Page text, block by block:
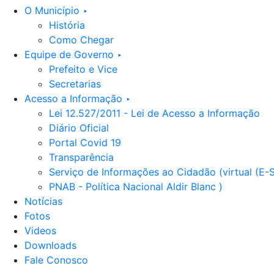
O Município ‣
História
Como Chegar
Equipe de Governo ‣
Prefeito e Vice
Secretarias
Acesso a Informação ‣
Lei 12.527/2011 - Lei de Acesso a Informação
Diário Oficial
Portal Covid 19
Transparência
Serviço de Informações ao Cidadão (virtual (E-
PNAB - Política Nacional Aldir Blanc )
Notícias
Fotos
Videos
Downloads
Fale Conosco